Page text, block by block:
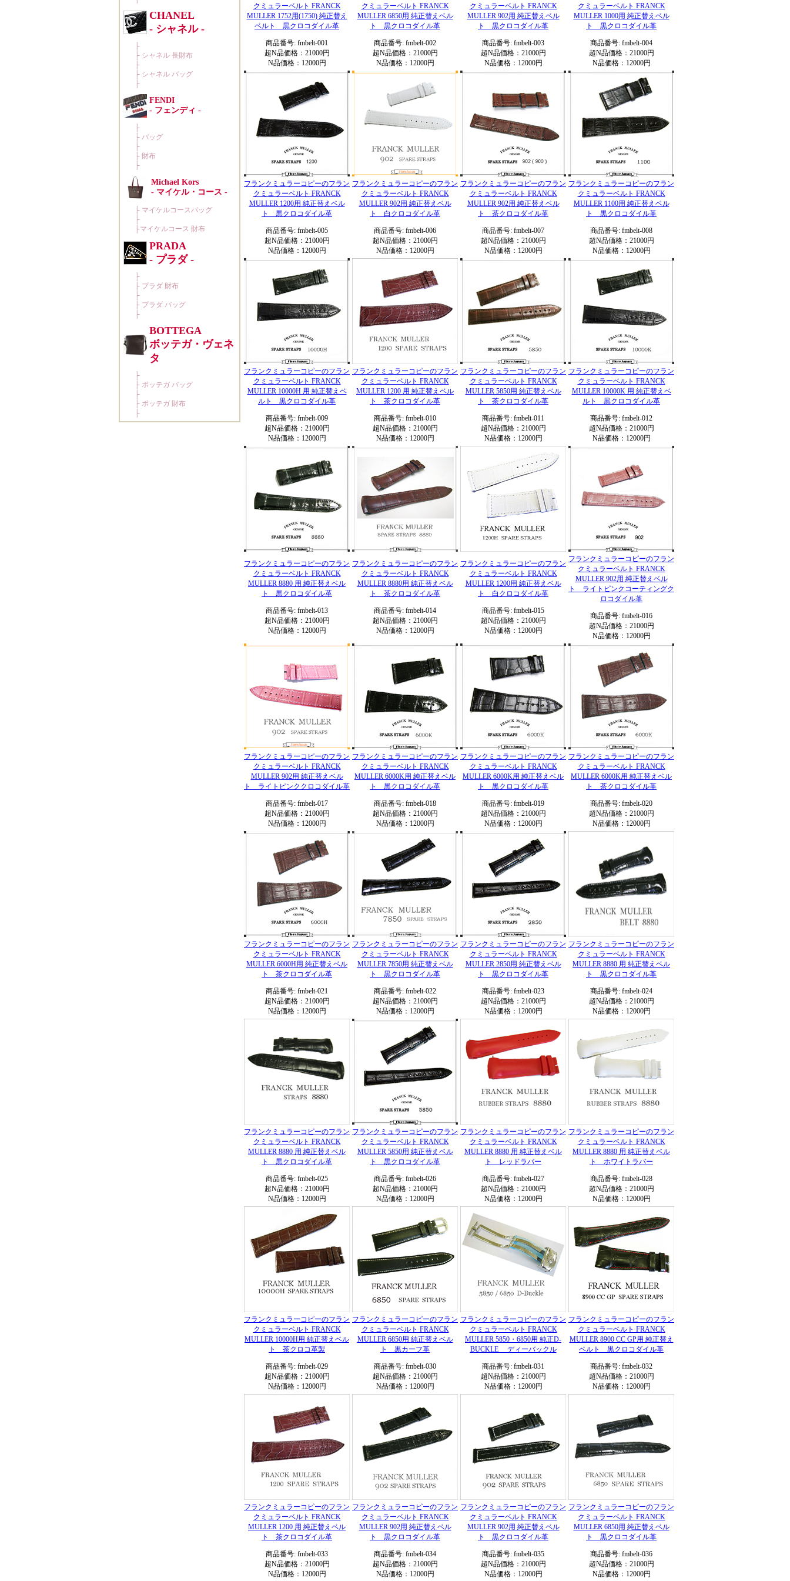
クミュラーベルト FRANCK
MULLER 1752用(1750) 純正替え
ベルト 黒クロコダイル革
商品番号: fmbelt-001
超N品価格：21000円
N品価格：12000円
クミュラーベルト FRANCK
MULLER 6850用 純正替えベル
ト 黒クロコダイル革
商品番号: fmbelt-002
超N品価格：21000円
N品価格：12000円
クミュラーベルト FRANCK
MULLER 902用 純正替えベル
ト 黒クロコダイル革
商品番号: fmbelt-003
超N品価格：21000円
N品価格：12000円
クミュラーベルト FRANCK
MULLER 1000用 純正替えベル
ト 黒クロコダイル革
商品番号: fmbelt-004
超N品価格：21000円
N品価格：12000円
フランクミュラーコピーのフラン
クミュラーベルト FRANCK
MULLER 1200用 純正替えベル
ト 黒クロコダイル革
商品番号: fmbelt-005
超N品価格：21000円
N品価格：12000円
フランクミュラーコピーのフラン
クミュラーベルト FRANCK
MULLER 902用 純正替えベル
ト 白クロコダイル革
商品番号: fmbelt-006
超N品価格：21000円
N品価格：12000円
フランクミュラーコピーのフラン
クミュラーベルト FRANCK
MULLER 902用 純正替えベル
ト 茶クロコダイル革
商品番号: fmbelt-007
超N品価格：21000円
N品価格：12000円
フランクミュラーコピーのフラン
クミュラーベルト FRANCK
MULLER 1100用 純正替えベル
ト 黒クロコダイル革
商品番号: fmbelt-008
超N品価格：21000円
N品価格：12000円
フランクミュラーコピーのフラン
クミュラーベルト FRANCK
MULLER 10000H 用 純正替えベ
ルト 黒クロコダイル革
商品番号: fmbelt-009
超N品価格：21000円
N品価格：12000円
フランクミュラーコピーのフラン
クミュラーベルト FRANCK
MULLER 1200 用 純正替えベル
ト 茶クロコダイル革
商品番号: fmbelt-010
超N品価格：21000円
N品価格：12000円
フランクミュラーコピーのフラン
クミュラーベルト FRANCK
MULLER 5850用 純正替えベル
ト 茶クロコダイル革
商品番号: fmbelt-011
超N品価格：21000円
N品価格：12000円
フランクミュラーコピーのフラン
クミュラーベルト FRANCK
MULLER 10000K 用 純正替えベ
ルト 黒クロコダイル革
商品番号: fmbelt-012
超N品価格：21000円
N品価格：12000円
フランクミュラーコピーのフラン
クミュラーベルト FRANCK
MULLER 8880 用 純正替えベル
ト 黒クロコダイル革
商品番号: fmbelt-013
超N品価格：21000円
N品価格：12000円
フランクミュラーコピーのフラン
クミュラーベルト FRANCK
MULLER 8880用 純正替えベル
ト 茶クロコダイル革
商品番号: fmbelt-014
超N品価格：21000円
N品価格：12000円
フランクミュラーコピーのフラン
クミュラーベルト FRANCK
MULLER 1200用 純正替えベル
ト 白クロコダイル革
商品番号: fmbelt-015
超N品価格：21000円
N品価格：12000円
フランクミュラーコピーのフラン
クミュラーベルト FRANCK
MULLER 902用 純正替えベル
ト ライトピンクコーティングク
ロコダイル革
商品番号: fmbelt-016
超N品価格：21000円
N品価格：12000円
フランクミュラーコピーのフラン
クミュラーベルト FRANCK
MULLER 902用 純正替えベル
ト ライトピンククロコダイル革
商品番号: fmbelt-017
超N品価格：21000円
N品価格：12000円
フランクミュラーコピーのフラン
クミュラーベルト FRANCK
MULLER 6000K用 純正替えベル
ト 黒クロコダイル革
商品番号: fmbelt-018
超N品価格：21000円
N品価格：12000円
フランクミュラーコピーのフラン
クミュラーベルト FRANCK
MULLER 6000K用 純正替えベル
ト 黒クロコダイル革
商品番号: fmbelt-019
超N品価格：21000円
N品価格：12000円
フランクミュラーコピーのフラン
クミュラーベルト FRANCK
MULLER 6000K用 純正替えベル
ト 茶クロコダイル革
商品番号: fmbelt-020
超N品価格：21000円
N品価格：12000円
フランクミュラーコピーのフラン
クミュラーベルト FRANCK
MULLER 6000H用 純正替えベル
ト 茶クロコダイル革
商品番号: fmbelt-021
超N品価格：21000円
N品価格：12000円
フランクミュラーコピーのフラン
クミュラーベルト FRANCK
MULLER 7850用 純正替えベル
ト 黒クロコダイル革
商品番号: fmbelt-022
超N品価格：21000円
N品価格：12000円
フランクミュラーコピーのフラン
クミュラーベルト FRANCK
MULLER 2850用 純正替えベル
ト 黒クロコダイル革
商品番号: fmbelt-023
超N品価格：21000円
N品価格：12000円
フランクミュラーコピーのフラン
クミュラーベルト FRANCK
MULLER 8880 用 純正替えベル
ト 黒クロコダイル革
商品番号: fmbelt-024
超N品価格：21000円
N品価格：12000円
フランクミュラーコピーのフラン
クミュラーベルト FRANCK
MULLER 8880 用 純正替えベル
ト 黒クロコダイル革
商品番号: fmbelt-025
超N品価格：21000円
N品価格：12000円
フランクミュラーコピーのフラン
クミュラーベルト FRANCK
MULLER 5850用 純正替えベル
ト 黒クロコダイル革
商品番号: fmbelt-026
超N品価格：21000円
N品価格：12000円
フランクミュラーコピーのフラン
クミュラーベルト FRANCK
MULLER 8880 用 純正替えベル
ト レッドラバー
商品番号: fmbelt-027
超N品価格：21000円
N品価格：12000円
フランクミュラーコピーのフラン
クミュラーベルト FRANCK
MULLER 8880 用 純正替えベル
ト ホワイトラバー
商品番号: fmbelt-028
超N品価格：21000円
N品価格：12000円
フランクミュラーコピーのフラン
クミュラーベルト FRANCK
MULLER 10000H用 純正替えベル
ト 茶クロコ革製
商品番号: fmbelt-029
超N品価格：21000円
N品価格：12000円
フランクミュラーコピーのフラン
クミュラーベルト FRANCK
MULLER 6850用 純正替えベル
ト 黒カーフ革
商品番号: fmbelt-030
超N品価格：21000円
N品価格：12000円
フランクミュラーコピーのフラン
クミュラーベルト FRANCK
MULLER 5850・6850用 純正D-
BUCKLE ディーバックル
商品番号: fmbelt-031
超N品価格：21000円
N品価格：12000円
フランクミュラーコピーのフラン
クミュラーベルト FRANCK
MULLER 8900 CC GP用 純正替え
ベルト 黒クロコダイル革
商品番号: fmbelt-032
超N品価格：21000円
N品価格：12000円
フランクミュラーコピーのフラン
クミュラーベルト FRANCK
MULLER 1200 用 純正替えベル
ト 茶クロコダイル革
商品番号: fmbelt-033
超N品価格：21000円
N品価格：12000円
フランクミュラーコピーのフラン
クミュラーベルト FRANCK
MULLER 902用 純正替えベル
ト 黒クロコダイル革
商品番号: fmbelt-034
超N品価格：21000円
N品価格：12000円
フランクミュラーコピーのフラン
クミュラーベルト FRANCK
MULLER 902用 純正替えベル
ト 黒クロコダイル革
商品番号: fmbelt-035
超N品価格：21000円
N品価格：12000円
フランクミュラーコピーのフラン
クミュラーベルト FRANCK
MULLER 6850用 純正替えベル
ト 黒クロコダイル革
商品番号: fmbelt-036
超N品価格：21000円
N品価格：12000円